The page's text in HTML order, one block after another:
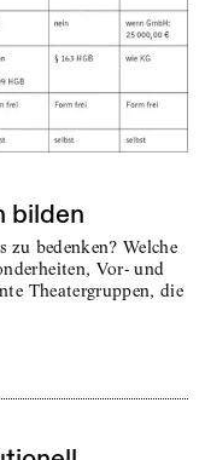
bilden
bedenken? Welche
Vor- und
Theatergruppen, die